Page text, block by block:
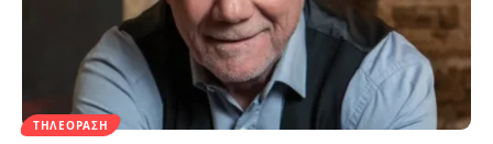
ΤΗΛΕΌΡΑΣΗ